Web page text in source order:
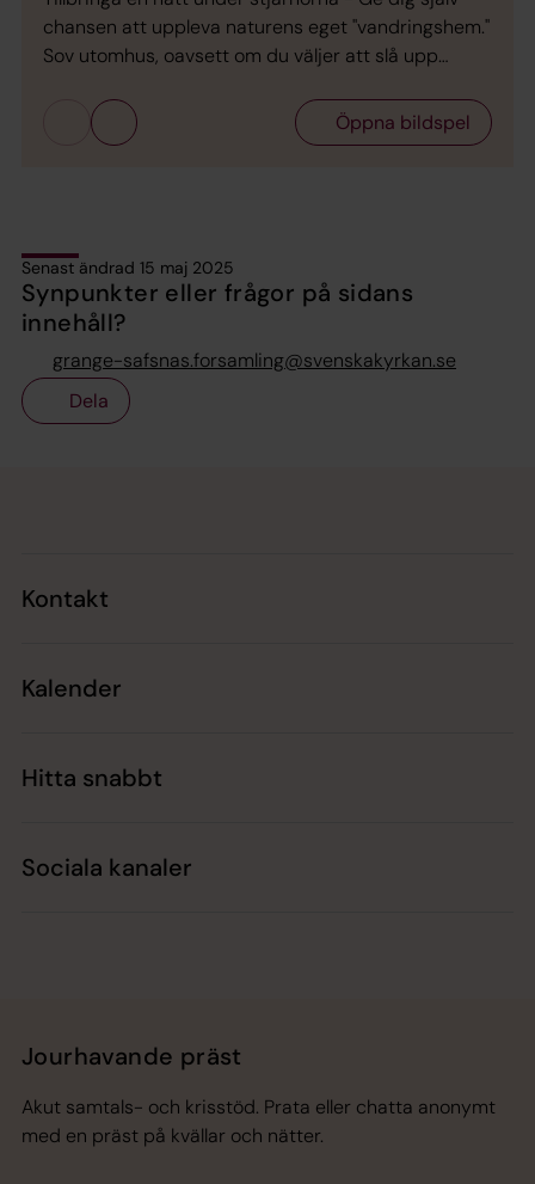
chansen att uppleva naturens eget "vandringshem."
Sov utomhus, oavsett om du väljer att slå upp
den öppna himlen. Här får du plats att samla dina
tankar, njuta av tystnaden och låta nattens ljud och
Öppna bildspel
Senast ändrad 15 maj 2025
Synpunkter eller frågor på sidans
innehåll?
grange-safsnas.forsamling@svenskakyrkan.se
Dela
Kontakt
Kalender
Hitta snabbt
Sociala kanaler
Jourhavande präst
Akut samtals- och krisstöd. Prata eller chatta anonymt
med en präst på kvällar och nätter.